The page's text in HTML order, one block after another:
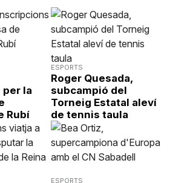
la
Rubí
ESPORTS
Roger Quesada,
subcampió del
Torneig Estatal aleví
de tennis taula
ESPORTS